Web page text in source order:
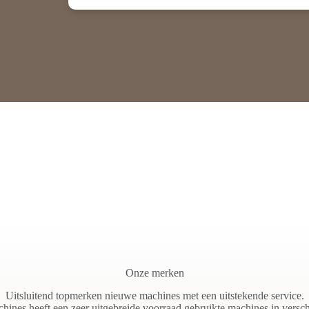
Onze merken
Uitsluitend topmerken nieuwe machines met een uitstekende service.